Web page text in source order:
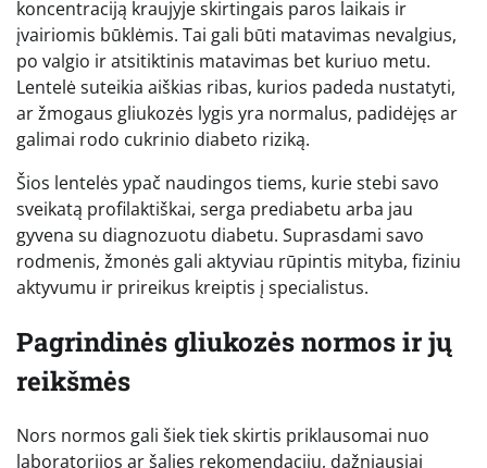
koncentraciją kraujyje skirtingais paros laikais ir
įvairiomis būklėmis. Tai gali būti matavimas nevalgius,
po valgio ir atsitiktinis matavimas bet kuriuo metu.
Lentelė suteikia aiškias ribas, kurios padeda nustatyti,
ar žmogaus gliukozės lygis yra normalus, padidėjęs ar
galimai rodo cukrinio diabeto riziką.
Šios lentelės ypač naudingos tiems, kurie stebi savo
sveikatą profilaktiškai, serga prediabetu arba jau
gyvena su diagnozuotu diabetu. Suprasdami savo
rodmenis, žmonės gali aktyviau rūpintis mityba, fiziniu
aktyvumu ir prireikus kreiptis į specialistus.
Pagrindinės gliukozės normos ir jų
reikšmės
Nors normos gali šiek tiek skirtis priklausomai nuo
laboratorijos ar šalies rekomendacijų, dažniausiai